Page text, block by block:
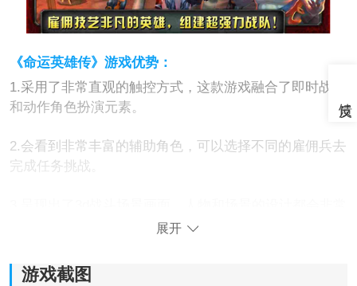
《命运英雄传》游戏优势：
1.采用了非常直观的触控方式，这款游戏融合了即时战略
和动作角色扮演元素。
2.会看到非常丰富的辅助角色，可以选择不同的雇佣兵去
完成任务挑战。
精致，会让玩家获得不一样的视觉体验。
展开
游戏截图